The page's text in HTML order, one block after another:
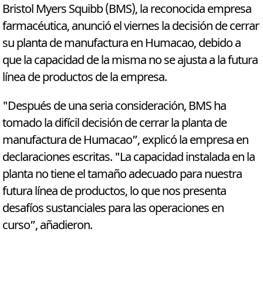
Bristol Myers Squibb (BMS), la reconocida empresa
farmacéutica, anunció el viernes la decisión de cerrar
su planta de manufactura en Humacao, debido a
que la capacidad de la misma no se ajusta a la futura
línea de productos de la empresa.
"Después de una seria consideración, BMS ha
tomado la difícil decisión de cerrar la planta de
manufactura de Humacao”, explicó la empresa en
declaraciones escritas. "La capacidad instalada en la
planta no tiene el tamaño adecuado para nuestra
futura línea de productos, lo que nos presenta
desafíos sustanciales para las operaciones en
curso”, añadieron.